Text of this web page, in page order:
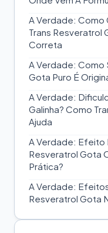
A Verdade: Como
Trans Resveratrol
Correta
A Verdade: Como
Gota Puro É
A Verdade:
Galinha? Como
Ajuda
A Verdade: Efeito
Resveratrol Gota
Prática?
A Verdade:
Resveratrol Gota